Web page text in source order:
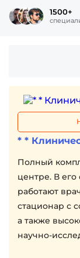
1500+
* *
Полный
центре. В его
работают
стационар с
а также
научно-